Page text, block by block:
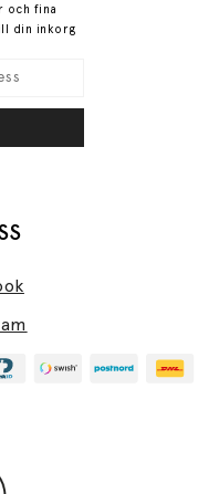
och fina
din inkorg